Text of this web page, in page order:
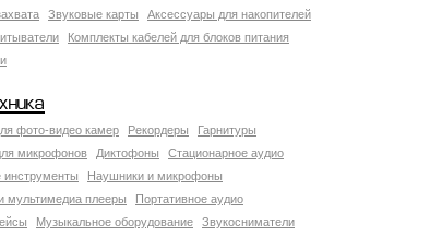
Звуковые карты
Аксессуары для накопителей
Комплекты кабелей для блоков питания
фото-видео камер Рекордеры
Гарнитуры
микрофонов
Диктофоны
Стационарное аудио
Наушники и микрофоны
мультимедиа плееры
Портативное аудио
Музыкальное оборудование
Звукосниматели